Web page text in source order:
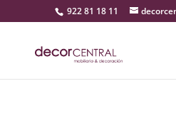
922 81 18 11